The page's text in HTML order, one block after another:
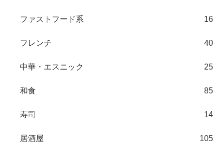
ファストフード系 16
フレンチ 40
中華・エスニック 25
和食 85
寿司 14
居酒屋 105